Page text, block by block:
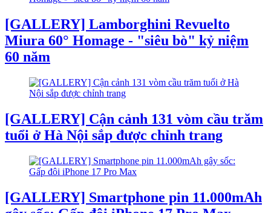
[GALLERY] Lamborghini Revuelto
Miura 60° Homage - "siêu bò" kỷ niệm
60 năm
[GALLERY] Cận cảnh 131 vòm cầu trăm
tuổi ở Hà Nội sắp được chỉnh trang
[GALLERY] Smartphone pin 11.000mAh